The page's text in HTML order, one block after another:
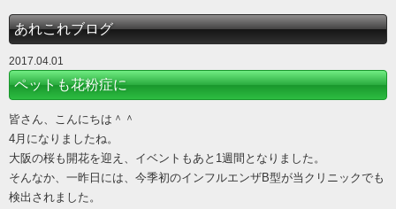
あれこれブログ
2017.04.01
ペットも花粉症に
皆さん、こんにちは＾＾
4月になりましたね。
大阪の桜も開花を迎え、イベントもあと1週間となりました。
そんなか、一昨日には、今季初のインフルエンザB型が当クリニックでも
検出されました。